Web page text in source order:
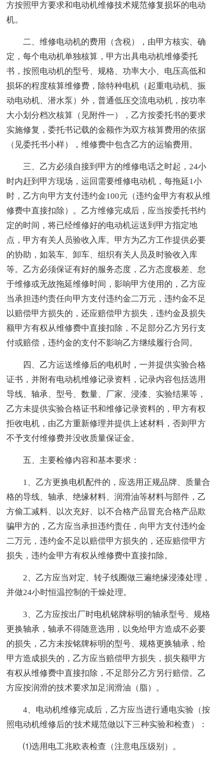
方按照甲方要求和电动机维修技术规范修复损坏的电动
机。
二、维修电动机的费用（含税），由甲方核实、确
定，每个电动机单独核算，甲方出具电动机维修委托
书，按照电动机的型号、规格、功率大小、电压高低和
损坏的程度核算维修费，除特种电机（起重电动机、振
动电动机、潜水泵）外，普通低压交流电动机，按功率
大小划分档次核算（见附件一），乙方按委托书的要求
实施修复，委托书记载的金额作为双方核算费用的依据
（见委托书小样），维修费中包含乙方的运输费用。
三、乙方必须自接到甲方的维修电话之时起，24小
时内赶到甲方现场，运回需要维修电动机，每拖延1小
时，乙方向甲方支付违约金100元（违约金甲方有权从维
修费中直接扣除）。乙方维修完成后，应当按委托书约
定的时间，将已经维修好的电动机运送到甲方指定地
点，甲方有关人员验收入库。甲方为乙方工作提供必要
的协助，如装车、卸车、组织有关人员及时验收入库
等。乙方必须保证有好的服务态度，乙方态度极差、怠
于维修或无故拖延维修时间，影响甲方使用的，乙方应
当承担违约责任向甲方支付违约金二万元，违约金不足
以赔偿甲方损失的，还应赔偿甲方损失，违约金及损失
额甲方有权从维修费中直接扣除，不足部分乙方另行支
付或赔偿，违约金的支付不影响乙方继续履行合同。
四、乙方运送维修后的电机时，一并提供实验合格
证书，并附有电动机维修记录资料，记录内容包括选用
导线、轴承、型号、数量、厂家、浸漆、实验结果等，
乙方未提供实验合格证书和维修记录资料的，甲方有权
拒收电机，由乙方重新修理并提供上述材料，否则甲方
不予支付维修费并没收质量保证金。
五、主要检修内容和基本要求：
1、乙方更换电机配件的，应选用正规品牌、质量合
格的导线、轴承、绝缘材料、润滑油等材料与部件，乙
方偷工减料、以次充好、以不合格产品冒充合格产品欺
骗甲方的，乙方应当承担违约责任，向甲方支付违约金
二万元，违约金不足以赔偿甲方损失的，还应赔偿甲方
损失，违约金甲方有权从维修费中直接扣除。
2、乙方应当对定、转子线圈做三遍绝缘浸漆处理，
并做24小时恒温控制的干燥处理。
3、乙方应按出厂时电机铭牌标明的轴承型号、规格
更换轴承，轴承不得随意选用，以免给甲方造成不必要
的损失，乙方未按铭牌标明的型号、规格更换轴承，给
甲方造成损失的，乙方应当赔偿甲方损失，损失额甲方
有权从维修费中直接扣除，不足部分乙方另行赔偿。乙
方应按润滑的技术要求加足润滑油（脂）。
4、电动机维修完成后，乙方应当进行通电实验（按
照电动机维修后的'技术规范做以下三种实验和检查）：
⑴选用电工兆欧表检查（注意电压级别）。